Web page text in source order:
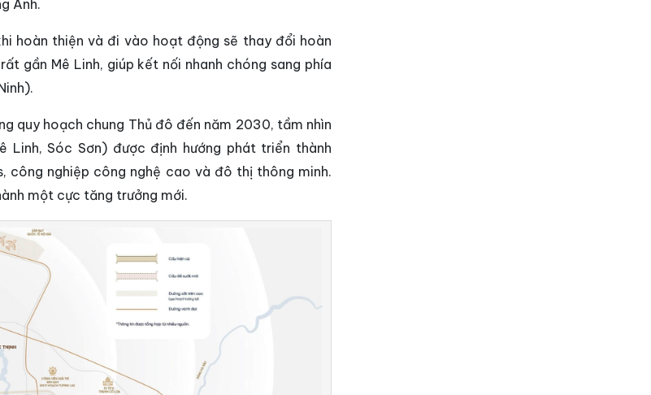
Anh.
hoàn thiện và đi vào hoạt động sẽ thay đổi hoàn
gần Mê Linh, giúp kết nối nhanh chóng sang phía
quy hoạch chung Thủ đô đến năm 2030, tầm nhìn
Sóc Sơn) được định hướng phát triển thành
công nghiệp công nghệ cao và đô thị thông minh.
một cực tăng trưởng mới.